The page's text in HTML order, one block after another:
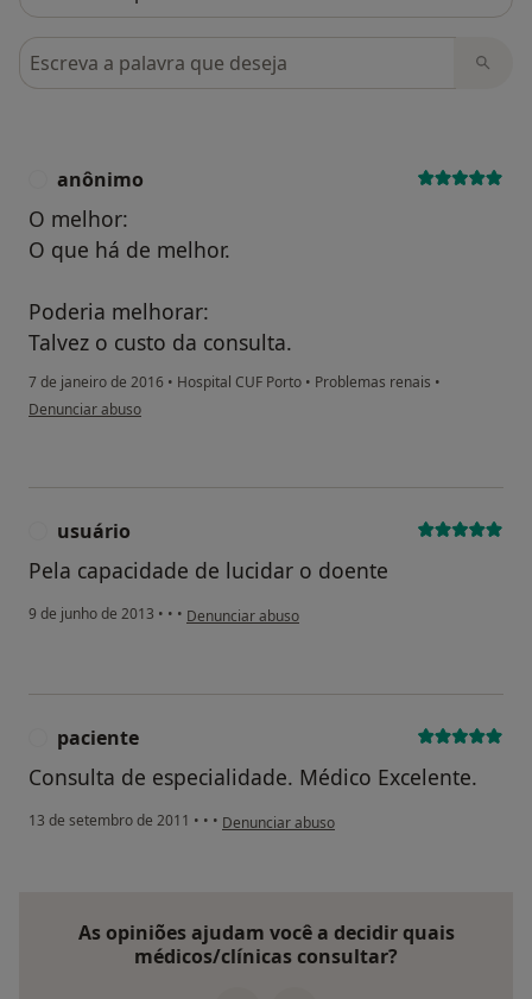
Pesquisar em opiniões
anônimo
O melhor:
O que há de melhor.
Poderia melhorar:
Talvez o custo da consulta.
7 de janeiro de 2016 • Hospital CUF Porto • Problemas renais •
na opinião do utilizador anônimo
Denunciar abuso
usuário
Pela capacidade de lucidar o doente
9 de junho de 2013 • • • na opinião do utilizador usuário
Denunciar abuso
paciente
Consulta de especialidade. Médico Excelente.
13 de setembro de 2011 • • • na opinião do utilizador paciente
Denunciar abuso
As opiniões ajudam você a decidir quais
médicos/clínicas consultar?